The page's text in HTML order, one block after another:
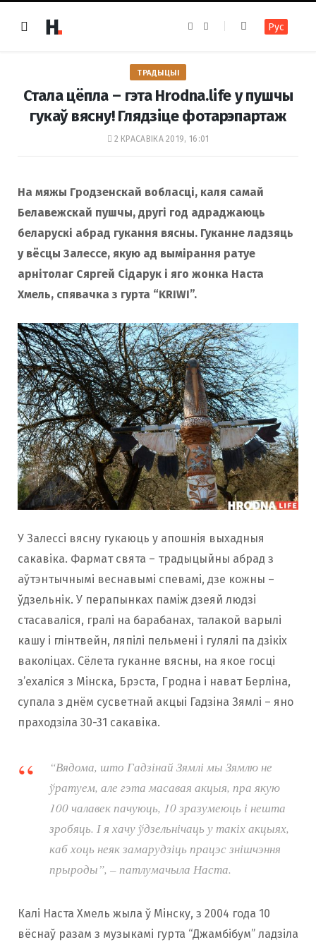
e
k
t
a
m
Рус
ТРАДЫЦЫІ
Стала цёпла – гэта Hrodna.life у пушчы
гукаў вясну! Глядзіце фотарэпартаж
2 КРАСАВІКА 2019, 16:01
На мяжы Гродзенскай вобласці, каля самай
Белавежскай пушчы, другі год адраджаюць
беларускі абрад гукання вясны. Гуканне ладзяць
у вёсцы Залессе, якую ад вымірання ратуе
арнітолаг Сяргей Сідарук і яго жонка Наста
Хмель, спявачка з гурта “KRIWI”.
У Залессі вясну гукаюць у апошнія выхадныя
сакавіка. Фармат свята – традыцыйны абрад з
аўтэнтычнымі веснавымі спевамі, дзе кожны –
ўдзельнік. У перапынках паміж дзеяй людзі
стасаваліся, гралі на барабанах, талакой варылі
кашу і глінтвейн, ляпілі пельмені і гулялі па дзікіх
ваколіцах. Сёлета гуканне вясны, на якое госці
з’ехаліся з Мінска, Брэста, Гродна і нават Берліна,
супала з днём сусветнай акцыі Гадзіна Зямлі – яно
праходзіла 30-31 сакавіка.
“Вядома, што Гадзінай Зямлі мы Зямлю не
ўратуем, але гэта масавая акцыя, пра якую
100 чалавек пачуюць, 10 зразумеюць і нешта
зробяць. І я хачу ўдзельнічаць у такіх акцыях,
каб хоць неяк замарудзіць працэс знішчэння
прыроды”, – патлумачыла Наста.
Калі Наста Хмель жыла ў Мінску, з 2004 года 10
вёснаў разам з музыкамі гурта “Джамбібум” ладзіла